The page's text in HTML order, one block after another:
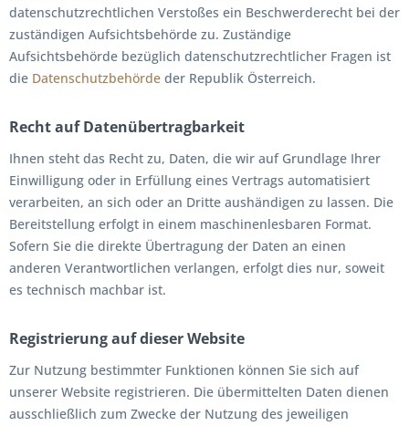
datenschutzrechtlichen Verstoßes ein Beschwerderecht bei der
zuständigen Aufsichtsbehörde zu. Zuständige
Aufsichtsbehörde bezüglich datenschutzrechtlicher Fragen ist
die Datenschutzbehörde der Republik Österreich.
Recht auf Datenübertragbarkeit
Ihnen steht das Recht zu, Daten, die wir auf Grundlage Ihrer
Einwilligung oder in Erfüllung eines Vertrags automatisiert
verarbeiten, an sich oder an Dritte aushändigen zu lassen. Die
Bereitstellung erfolgt in einem maschinenlesbaren Format.
Sofern Sie die direkte Übertragung der Daten an einen
anderen Verantwortlichen verlangen, erfolgt dies nur, soweit
es technisch machbar ist.
Registrierung auf dieser Website
Zur Nutzung bestimmter Funktionen können Sie sich auf
unserer Website registrieren. Die übermittelten Daten dienen
ausschließlich zum Zwecke der Nutzung des jeweiligen